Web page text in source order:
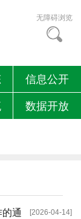
无障碍浏览
信息公开
数据开放
[2026-04-14]
通